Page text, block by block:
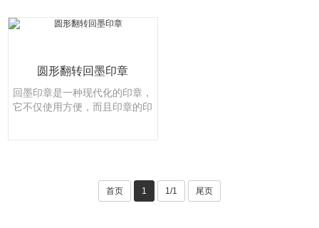
圆形翻转回墨印章
回墨印章是一种现代化的印章，
它不仅使用方便，而且印章的印
首页 1 1/1 尾页